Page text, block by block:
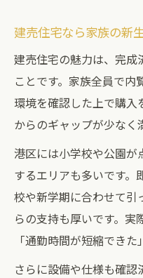
即入居可建売
建売で叶える
名古屋市港区
ツ
建売住宅なら
すぐ住める建
子育て世帯におす
子育て世帯向
表
建売で叶える
港区で選びた
建売住宅なら家族の新
建売住宅の魅力は、完成
ことです。家族全員で
環境を確認した上で購入
からのギャップが少なく
港区には小学校や公園が
するエリアも多いです。
校や新学期に合わせて
らの支持も厚いです。実
「通勤時間が短縮できた
さらに設備や仕様も確